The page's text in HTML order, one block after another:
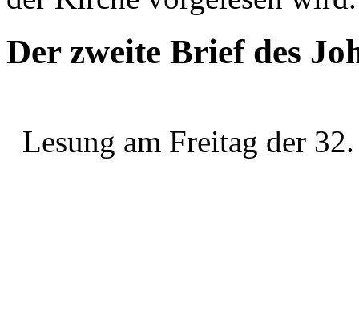
Der zweite Brief des
Lesung am Freitag der